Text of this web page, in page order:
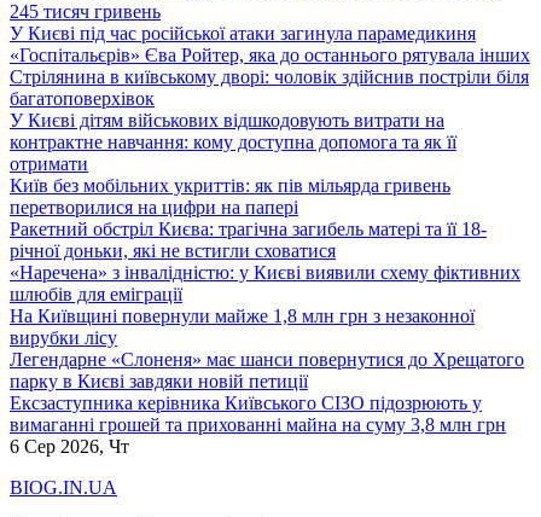
245 тисяч гривень
У Києві під час російської атаки загинула парамедикиня
«Госпітальєрів» Єва Ройтер, яка до останнього рятувала інших
Стрілянина в київському дворі: чоловік здійснив постріли біля
багатоповерхівок
У Києві дітям військових відшкодовують витрати на
контрактне навчання: кому доступна допомога та як її
отримати
Київ без мобільних укриттів: як пів мільярда гривень
перетворилися на цифри на папері
Ракетний обстріл Києва: трагічна загибель матері та її 18-
річної доньки, які не встигли сховатися
«Наречена» з інвалідністю: у Києві виявили схему фіктивних
шлюбів для еміграції
На Київщині повернули майже 1,8 млн грн з незаконної
вирубки лісу
Легендарне «Слоненя» має шанси повернутися до Хрещатого
парку в Києві завдяки новій петиції
Ексзаступника керівника Київського СІЗО підозрюють у
вимаганні грошей та прихованні майна на суму 3,8 млн грн
6 Сер 2026, Чт
BIOG.IN.UA